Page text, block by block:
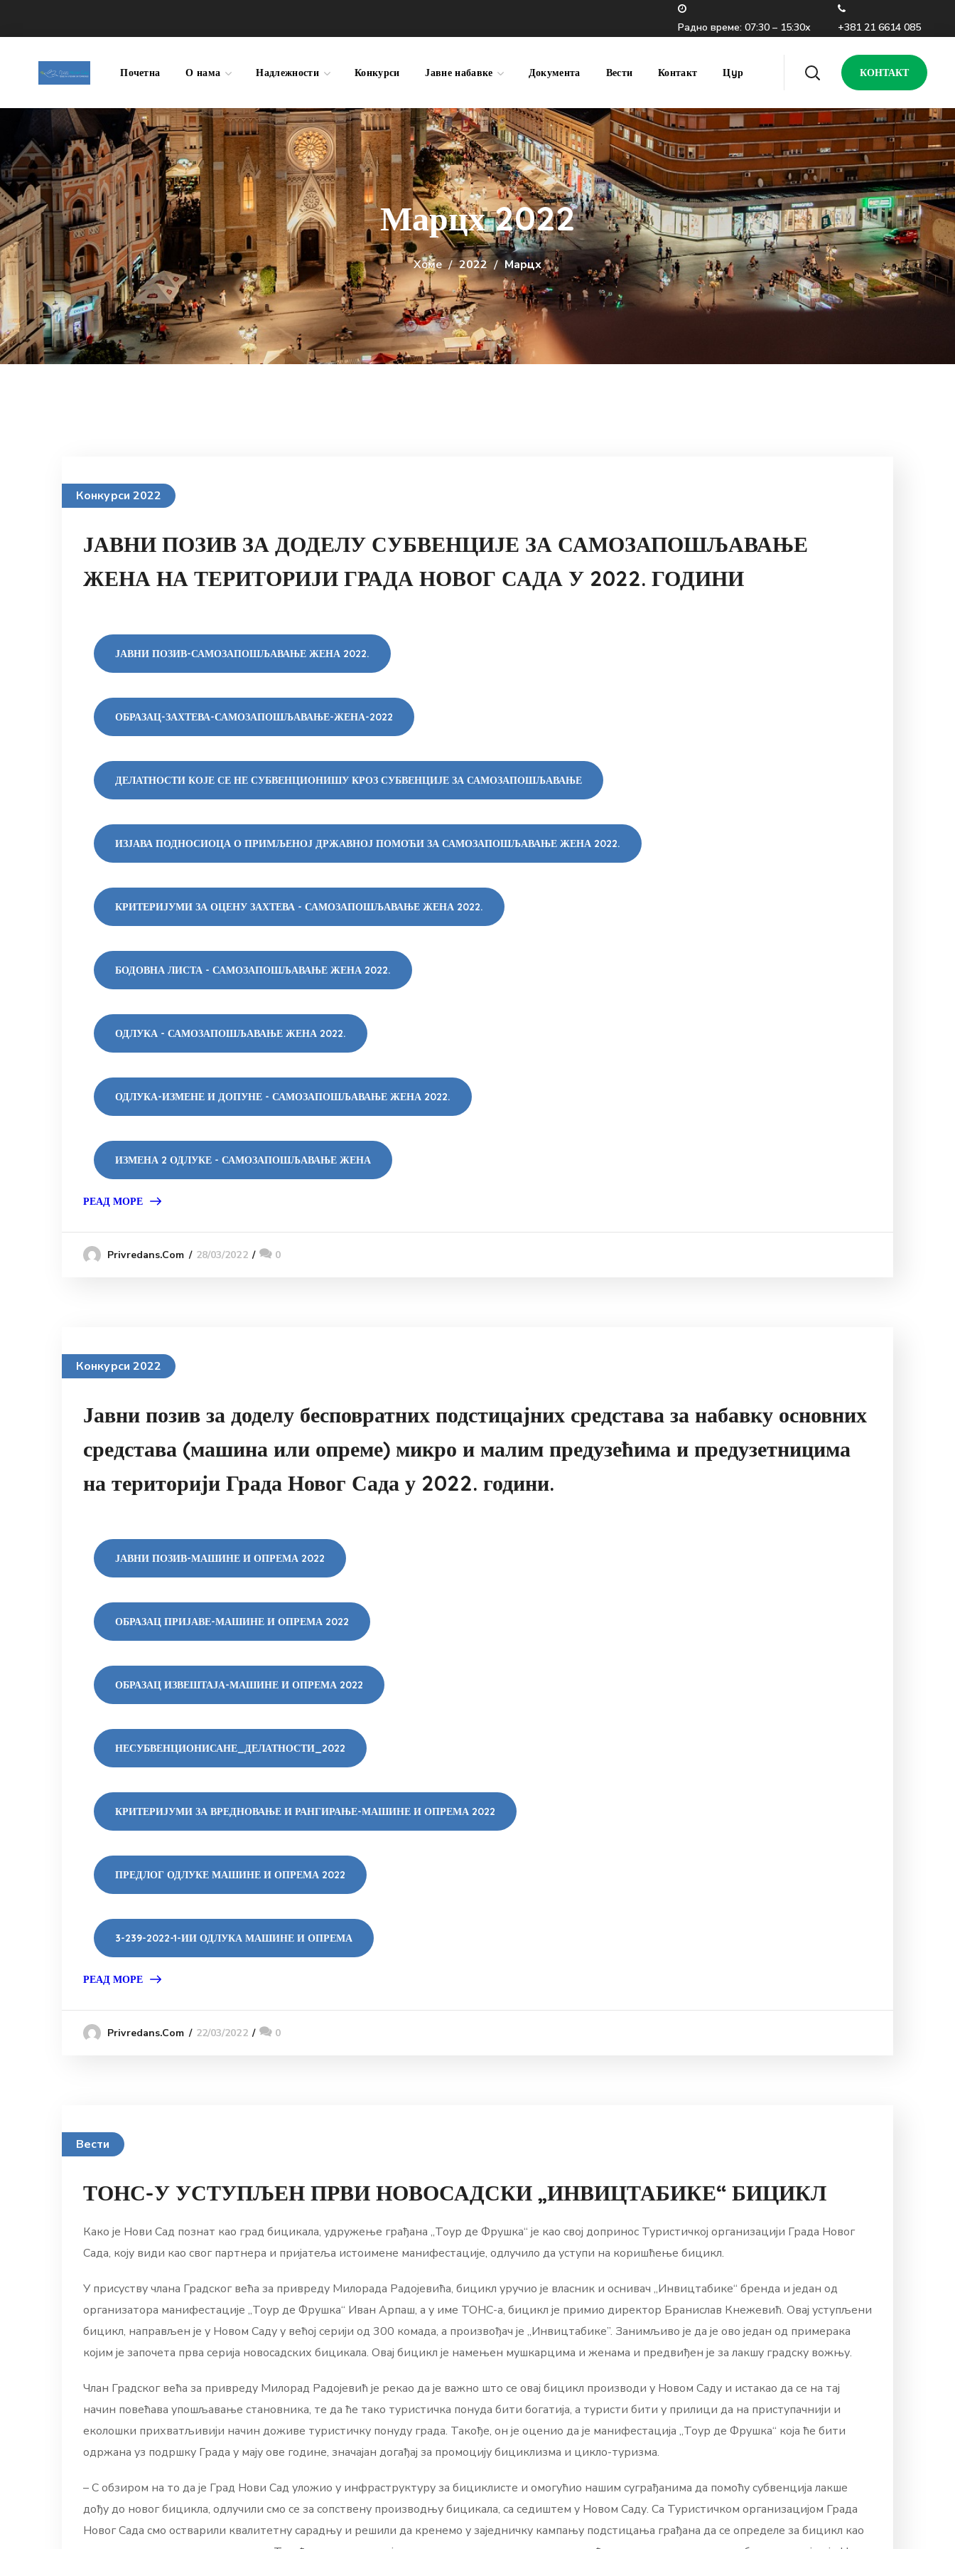
Радно време: 07:30 – 15:30х +381 21 6614 085
Почетна О нама Надлежности Конкурси Јавне набавке Документа Вести Контакт Цyр КОНТАКТ
Марцх 2022
Хоме 2022 Марцх
Конкурси 2022
ЈАВНИ ПОЗИВ ЗА ДОДЕЛУ СУБВЕНЦИЈЕ ЗА САМОЗАПОШЉАВАЊЕ
ЖЕНА НА ТЕРИТОРИЈИ ГРАДА НОВОГ САДА У 2022. ГОДИНИ
ЈАВНИ ПОЗИВ-САМОЗАПОШЉАВАЊЕ ЖЕНА 2022.
ОБРАЗАЦ-ЗАХТЕВА-САМОЗАПОШЉАВАЊЕ-ЖЕНА-2022
ДЕЛАТНОСТИ КОЈЕ СЕ НЕ СУБВЕНЦИОНИШУ КРОЗ СУБВЕНЦИЈЕ ЗА САМОЗАПОШЉАВАЊЕ
ИЗЈАВА ПОДНОСИОЦА О ПРИМЉЕНОЈ ДРЖАВНОЈ ПОМОЋИ ЗА САМОЗАПОШЉАВАЊЕ ЖЕНА 2022.
КРИТЕРИЈУМИ ЗА ОЦЕНУ ЗАХТЕВА - САМОЗАПОШЉАВАЊЕ ЖЕНА 2022.
БОДОВНА ЛИСТА - САМОЗАПОШЉАВАЊЕ ЖЕНА 2022.
ОДЛУКА - САМОЗАПОШЉАВАЊЕ ЖЕНА 2022.
ОДЛУКА-ИЗМЕНЕ И ДОПУНЕ - САМОЗАПОШЉАВАЊЕ ЖЕНА 2022.
ИЗМЕНА 2 ОДЛУКЕ - САМОЗАПОШЉАВАЊЕ ЖЕНА
РЕАД МОРЕ
Privredans.com 28/03/2022 0
Конкурси 2022
Јавни позив за доделу бесповратних подстицајних средстава за набавку основних
средстава (машина или опреме) микро и малим предузећима и предузетницима
на територији Града Новог Сада у 2022. години.
ЈАВНИ ПОЗИВ-МАШИНЕ И ОПРЕМА 2022
ОБРАЗАЦ ПРИЈАВЕ-МАШИНЕ И ОПРЕМА 2022
ОБРАЗАЦ ИЗВЕШТАЈА-МАШИНЕ И ОПРЕМА 2022
НЕСУБВЕНЦИОНИСАНЕ_ДЕЛАТНОСТИ_2022
КРИТЕРИЈУМИ ЗА ВРЕДНОВАЊЕ И РАНГИРАЊЕ-МАШИНЕ И ОПРЕМА 2022
ПРЕДЛОГ ОДЛУКЕ МАШИНЕ И ОПРЕМА 2022
3-239-2022-1-ИИ ОДЛУКА МАШИНЕ И ОПРЕМА
РЕАД МОРЕ
Privredans.com 22/03/2022 0
Вести
ТОНС-У УСТУПЉЕН ПРВИ НОВОСАДСКИ „ИНВИЦТАБИКЕ“ БИЦИКЛ
Како је Нови Сад познат као град бицикала, удружење грађана „Тоур де Фрушка“ је као свој допринос Туристичкој организацији Града Новог
Сада, коју види као свог партнера и пријатеља истоимене манифестације, одлучило да уступи на коришћење бицикл.
У присуству члана Градског већа за привреду Милорада Радојевића, бицикл уручио је власник и оснивач „Инвицтабике“ бренда и један од
организатора манифестације „Тоур де Фрушка“ Иван Арпаш, а у име ТОНС-а, бицикл је примио директор Бранислав Кнежевић. Овај уступљени
бицикл, направљен је у Новом Саду у већој серији од 300 комада, а произвођач је „Инвицтабике”. Занимљиво је да је ово један од примерака
којим је започета прва серија новосадских бицикала. Овај бицикл је намењен мушкарцима и женама и предвиђен је за лакшу градску вожњу.
Члан Градског већа за привреду Милорад Радојевић је рекао да је важно што се овај бицикл производи у Новом Саду и истакао да се на тај
начин повећава упошљавање становника, те да ће тако туристичка понуда бити богатија, а туристи бити у прилици да на приступачнији и
еколошки прихватљивији начин доживе туристичку понуду града. Такође, он је оценио да је манифестација „Тоур де Фрушка“ која ће бити
одржана уз подршку Града у мају ове године, значајан догађај за промоцију бициклизма и цикло-туризма.
– С обзиром на то да је Град Нови Сад уложио у инфраструктуру за бициклисте и омогућио нашим суграђанима да помоћу субвенција лакше
дођу до новог бицикла, одлучили смо се за сопствену производњу бицикала, са седиштем у Новом Саду. Са Туристичком организацијом Града
Новог Сада смо остварили квалитетну сарадњу и решили да кренемо у заједничку кампању подстицања грађана да се определе за бицикл као